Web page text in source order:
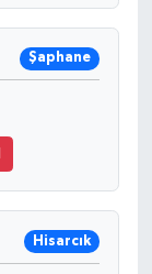
Şaphane
Hisarcık